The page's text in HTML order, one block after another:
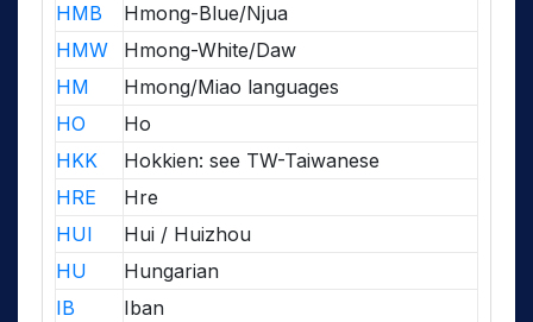
HMB
Hmong-Blue/Njua
HMW
Hmong-White/Daw
HM
Hmong/Miao languages
HO
Ho
HKK
Hokkien: see TW-Taiwanese
HRE
Hre
HUI
Hui / Huizhou
HU
Hungarian
IB
Iban